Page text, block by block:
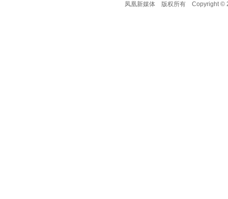
凤凰新媒体
版权所有 Copyright ©